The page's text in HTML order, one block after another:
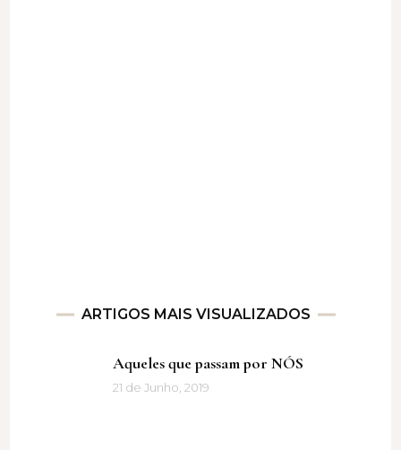
ARTIGOS MAIS VISUALIZADOS
Aqueles que passam por NÓS
21 de Junho, 2019